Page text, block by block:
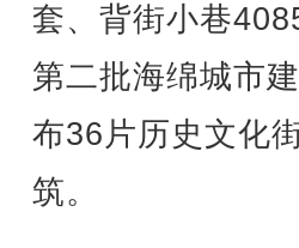
套、背街小巷
第二批海绵城市
布36片历史文化
筑。